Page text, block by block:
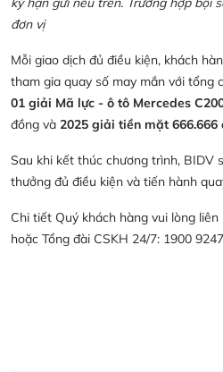
đơn vị
Mỗi giao dịch đủ điều kiện, khách
tham gia quay số may mắn với tổng
01 giải Mã lực - ô tô Mercedes
đồng và 2025 giải tiền mặt 666.666
Sau khi kết thúc chương trình, BIDV
thưởng đủ điều kiện và tiến hành
Chi tiết Quý khách hàng vui lòng
hoặc Tổng đài CSKH 24/7: 1900 9247